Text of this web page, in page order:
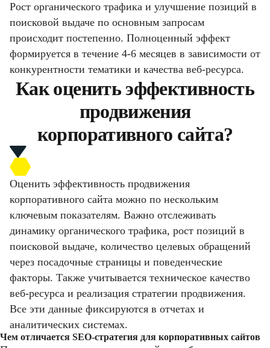
Рост органического трафика и улучшение позиций в
поисковой выдаче по основным запросам
происходит постепенно. Полноценный эффект
формируется в течение 4-6 месяцев в зависимости от
конкурентности тематики и качества веб-ресурса.
Как оценить эффективность
продвижения
корпоративного сайта?
Оценить эффективность продвижения
корпоративного сайта можно по нескольким
ключевым показателям. Важно отслеживать
динамику органического трафика, рост позиций в
поисковой выдаче, количество целевых обращений
через посадочные страницы и поведенческие
факторы. Также учитывается техническое качество
веб-ресурса и реализация стратегии продвижения.
Все эти данные фиксируются в отчетах и
аналитических системах.
Чем отличается SEO-стратегия для корпоративных сайтов